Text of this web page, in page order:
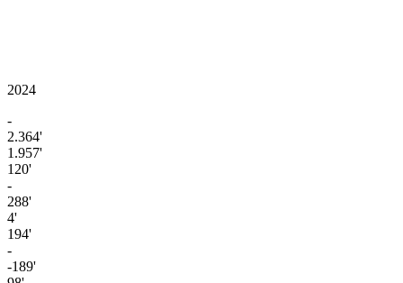
2024
-
2.364'
1.957'
120'
-
288'
4'
194'
-
-189'